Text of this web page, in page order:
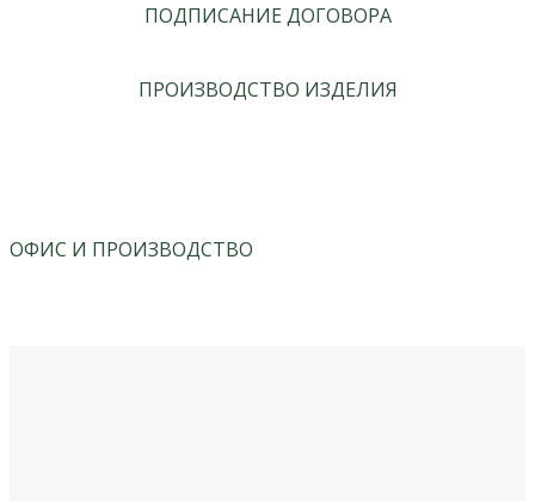
ПОДПИСАНИЕ ДОГОВОРА
ПРОИЗВОДСТВО ИЗДЕЛИЯ
ОФИС И ПРОИЗВОДСТВО